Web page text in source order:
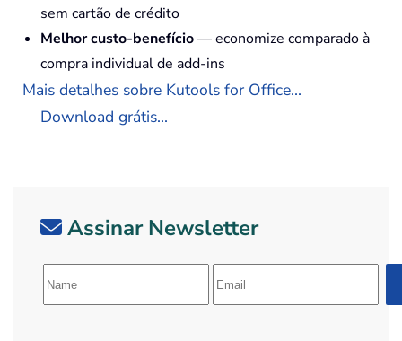
sem cartão de crédito
Melhor custo-benefício— economize comparado à
compra individual de add-ins
Mais detalhes sobre Kutools for Office...
Download grátis...
Assinar Newsletter